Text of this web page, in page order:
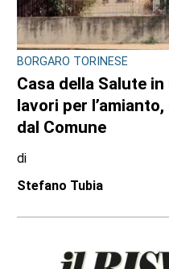
BANDO REGIONALE PER IL
Nidi comunali in
beneficiari di 1,5
orari a costo zero